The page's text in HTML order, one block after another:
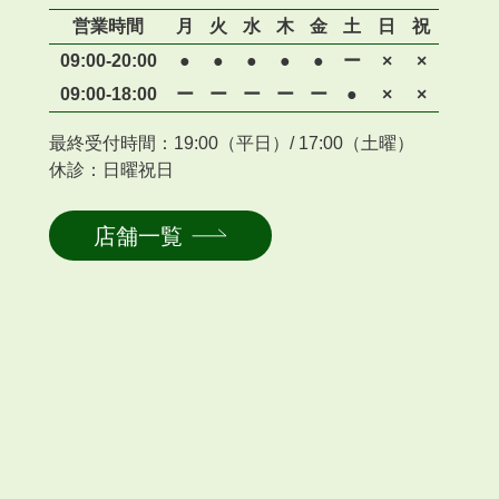
営業時間 月 火 水 木 金 土 日
祝
09:00-20:00
● ● ● ● ● ー ×
×
09:00-18:00
ー ー ー ー ー ● × ×
最終受付時間：19:00（平日）/ 17:00（土曜）
休診：日曜祝日
店舗一覧